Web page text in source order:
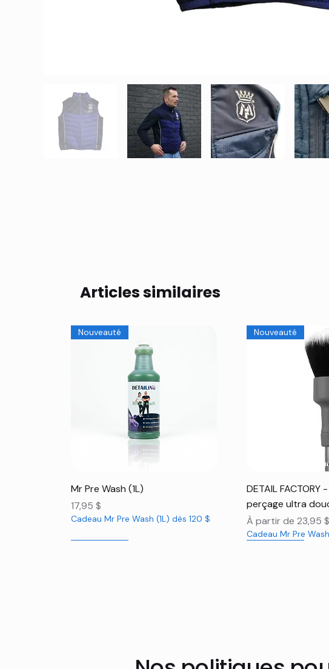
Articles similaires
Aperçu rapide
Nouveauté
Mr Pre Wash (1L)
Prix
17,95 $
Cadeau Mr Pre Wash (1L) dès 120 $
Aperçu
Nouveauté
DETAIL FACTORY
perçage ultra
À partir de 23,95 $
Prix promotionnel
Cadeau Mr Pre